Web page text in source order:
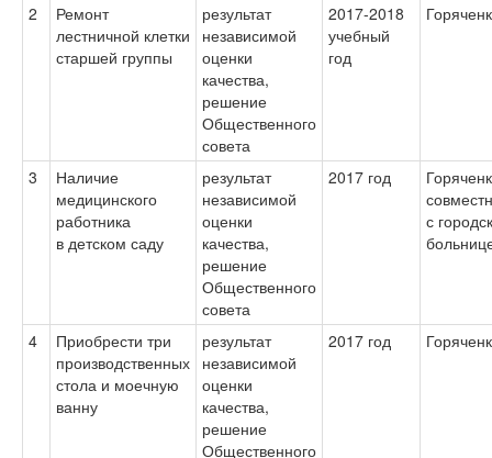
2
Ремонт
лестничной клетки
старшей группы
результат
независимой
оценки
качества,
решение
Общественного
совета
2017-2018
учебный
год
3
Наличие
медицинского
работника
в детском саду
результат
независимой
оценки
качества,
решение
Общественного
совета
2017 год
с
4
Приобрести три
производственных
стола и моечную
ванну
результат
независимой
оценки
качества,
решение
Общественного
2017 год